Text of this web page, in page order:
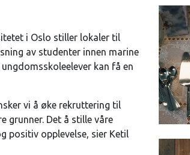
i Oslo stiller lokaler til
av studenter innen marine
kan få en
vi å øke rekruttering til
grunner. Det å stille våre
positiv opplevelse, sier Ketil